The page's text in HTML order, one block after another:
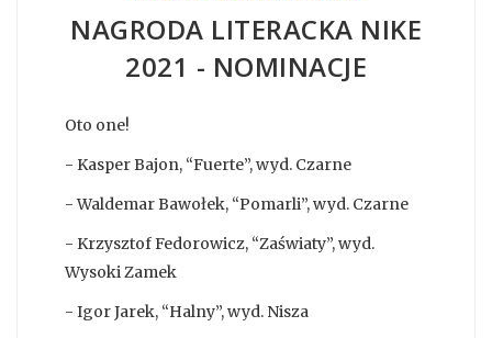
NAGRODA LITERACKA NIKE
2021 - NOMINACJE
Oto one!
- Kasper Bajon, “Fuerte”, wyd. Czarne
- Waldemar Bawołek, “Pomarli”, wyd. Czarne
- Krzysztof Fedorowicz, “Zaświaty”, wyd.
Wysoki Zamek
- Igor Jarek, “Halny”, wyd. Nisza